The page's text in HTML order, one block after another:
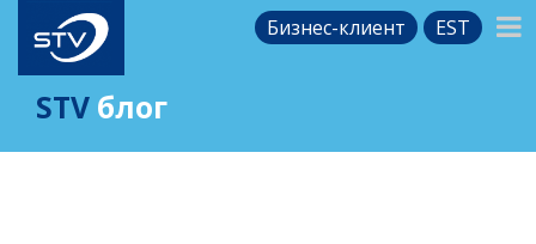
Бизнес-клиент EST
STV блог